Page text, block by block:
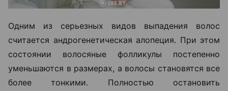
Одним из серьезных видов выпадения волос
считается андрогенетическая алопеция. При этом
состоянии волосяные фолликулы постепенно
уменьшаются в размерах, а волосы становятся все
более тонкими. Полностью остановить